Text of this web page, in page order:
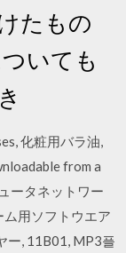
たもの
いても
化粧用バラ油,
from a
ータネットワー
用ソフトウエア
ー, 11B01, MP3플